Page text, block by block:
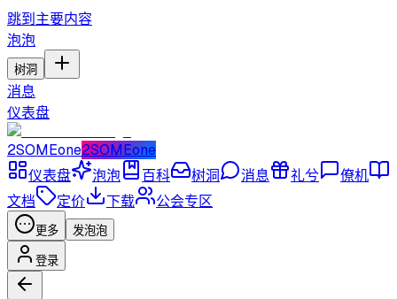
跳到主要内容
泡泡
树洞
消息
仪表盘
2SOMEone2SOMEone
仪表盘
泡泡 百科 树洞 消息 礼兮
僚机
文档
定价 下载 公会专区
更多 发泡泡
登录